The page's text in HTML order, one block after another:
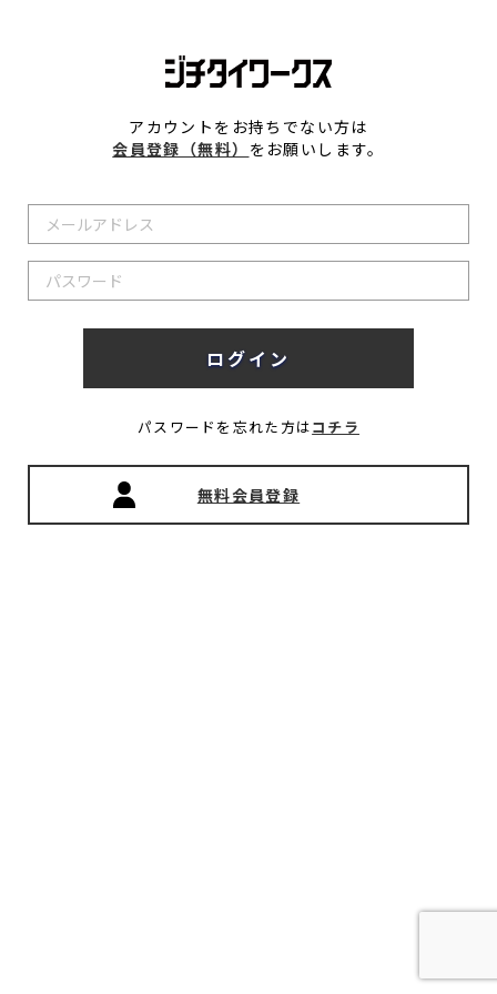
アカウントをお持ちでない方は
会員登録（無料） をお願いします。
パスワードを忘れた方はコチラ
無料会員登録